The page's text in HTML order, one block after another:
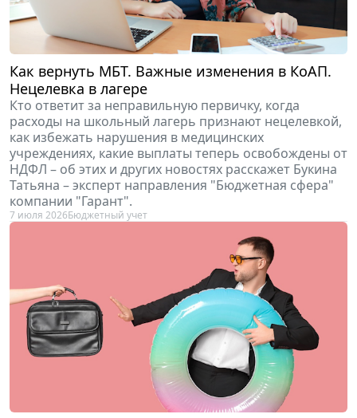
Как вернуть МБТ. Важные изменения в КоАП.
Нецелевка в лагере
Кто ответит за неправильную первичку, когда
расходы на школьный лагерь признают нецелевкой,
как избежать нарушения в медицинских
учреждениях, какие выплаты теперь освобождены от
НДФЛ – об этих и других новостях расскажет Букина
Татьяна – эксперт направления "Бюджетная сфера"
компании "Гарант".
7 июля 2026Бюджетный учет